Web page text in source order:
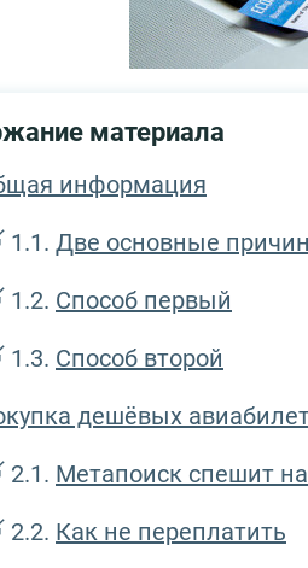
материала
информация
Две основные
Способ первый
Способ второй
дешёвых
Метапоиск спешит
Как не переплатить